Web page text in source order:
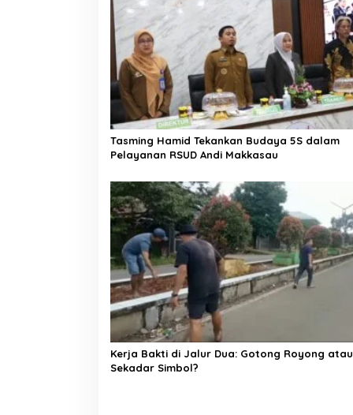
i
p
o
s
Tasming Hamid Tekankan Budaya 5S dalam
Pelayanan RSUD Andi Makkasau
Kerja Bakti di Jalur Dua: Gotong Royong atau
Sekadar Simbol?